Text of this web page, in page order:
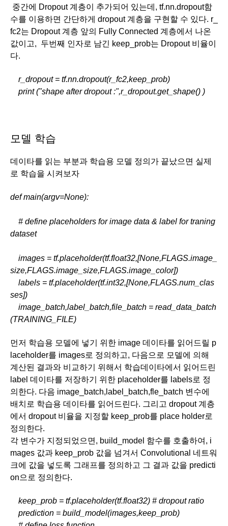
중간에 Dropout 계층이 추가되어 있는데, tf.nn.dropout함
수를 이용하면 간단하게 dropout 계층을 구현할 수 있다. r_
fc2는 Dropout 계층 앞의 Fully Connected 계층에서 나온
값이고,  두번째 인자로 남긴 keep_prob는 Dropout 비율이
다.
r_dropout = tf.nn.dropout(r_fc2,keep_prob)
print ("shape after dropout :",r_dropout.get_shape() )
모델 학습
데이타를 읽는 부분과 학습용 모델 정의가 끝났으면 실제
로 학습을 시켜보자
def main(argv=None):
dataset
size,FLAGS.image_size,FLAGS.image_color])
ses])
(TRAINING_FILE)
먼저 학습용 모델에 넣기 위한 image 데이타를 읽어드릴 p
laceholder를 images로 정의하고, 다음으로 모델에 의해
계산된 결과와 비교하기 위해서 학습데이타에서 읽어드린
label 데이타를 저장하기 위한 placeholder를 labels로 정
의한다. 다음 image_batch,label_batch,fle_batch 변수에
배치로 학습용 데이타를 읽어드린다. 그리고 dropout 계층
에서 dropout 비율을 지정할 keep_prob를 place holder로
정의한다.
각 변수가 지정되었으면, build_model 함수를 호출하여, i
mages 값과 keep_prob 값을 넘겨서 Convolutional 네트워
크에 값을 넣도록 그래프를 정의하고 그 결과 값을 predicti
on으로 정의한다.
keep_prob = tf.placeholder(tf.float32) # dropout ratio
prediction = build_model(images,keep_prob)